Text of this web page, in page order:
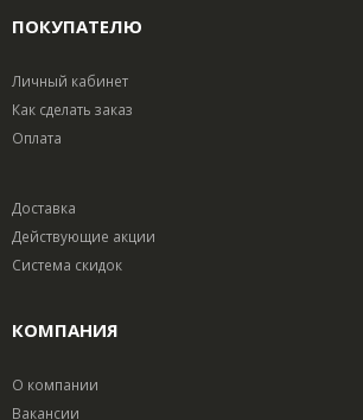
ПОКУПАТЕЛЮ
Личный кабинет
Как сделать заказ
Оплата
Доставка
Действующие акции
Система скидок
КОМПАНИЯ
О компании
Вакансии